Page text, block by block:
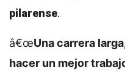
pilarense.
â€œUna carrera
hacer un mejor